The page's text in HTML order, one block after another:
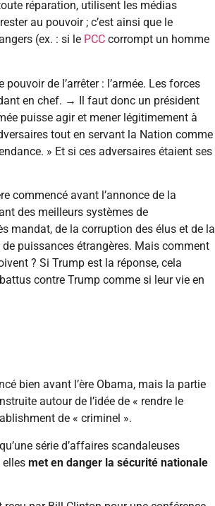
réparation, utilisent les médias
au pouvoir ; c’est ainsi que le
(ex. : si le PCC corrompt un homme
de l’arrêter : l’armée. Les forces
en chef. → Il faut donc un président
puisse agir et mener légitimement à
tout en servant la Nation comme
» Et si ces adversaires étaient ses
commencé avant l’annonce de la
des meilleurs systèmes de
mandat, de la corruption des élus et de la
puissances étrangères. Mais comment
? Si Trump est la réponse, cela
contre Trump comme si leur vie en
bien avant l’ère Obama, mais la partie
autour de l’idée de « rendre le
de « criminel ».
série d’affaires scandaleuses
elles met en danger la sécurité nationale